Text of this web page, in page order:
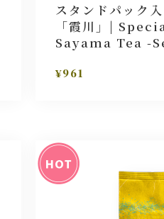
スタンドパック
「霞川」|
Sayama Tea -
¥961